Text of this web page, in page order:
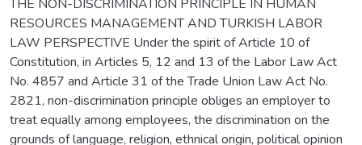
THE NON-DISCRIMINATION PRINCIPLE IN HUMAN
RESOURCES MANAGEMENT AND TURKISH LABOR
LAW PERSPECTIVE Under the spirit of Article 10 of
Constitution, in Articles 5, 12 and 13 of the Labor Law Act
No. 4857 and Article 31 of the Trade Union Law Act No.
2821, non-discrimination principle obliges an employer to
treat equally among employees, the discrimination on the
grounds of language, religion, ethnical origin, political opinion